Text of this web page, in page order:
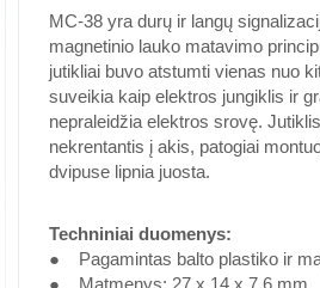
MC-38 yra durų ir langų
magnetinio lauko matavimo
jutikliai buvo atstumti vienas nuo
suveikia kaip elektros jungiklis ir
nepraleidžia elektros srovę.
nekrentantis į akis, patogiai
dvipuse lipnia juosta.
Techniniai duomenys:
● Pagamintas balto plastiko ir
● Matmenys: 27 x 14 x 7,6 mm